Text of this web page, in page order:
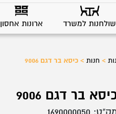
שולחנות למשרד ארונות אחסון
> חנות> כיסא בר דגם 9006
בר דגם 9006